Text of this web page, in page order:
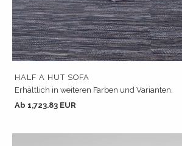
HALF A HUT SOFA
Erhältlich in weiteren Farben und Varianten.
Ab 1,723.83 EUR